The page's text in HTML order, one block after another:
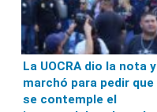
La UOCRA dio la nota y
marchó para pedir que
se contemple el